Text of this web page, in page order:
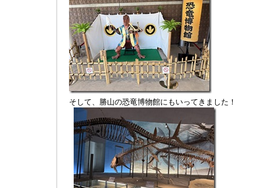
そして、勝山の恐竜博物館にもいってきました！